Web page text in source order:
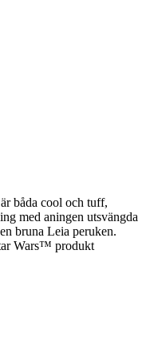
båda cool och tuff,
med aningen utsvängda
bruna Leia peruken.
Wars™ produkt